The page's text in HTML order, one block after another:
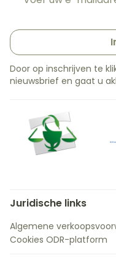
Door op inschrijven te
nieuwsbrief en gaat u
Juridische links
Algemene
Cookies ODR-platform